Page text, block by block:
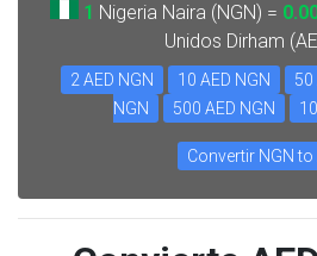
1 Nigeria Naira (NGN) =
Unidos Dirham
2 AED NGN 10 AED NGN 50
NGN
500 AED NGN
Convertir NGN to